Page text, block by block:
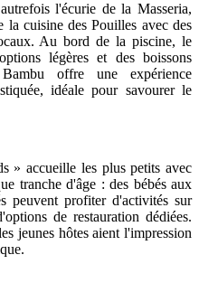
l'écurie de la Masseria,
la cuisine des Pouilles avec des
Au bord de la piscine, le
légères et des boissons
offre une expérience
idéale pour savourer le
» accueille les plus petits avec
tranche d'âge : des bébés aux
peuvent profiter d'activités sur
de restauration dédiées.
jeunes hôtes aient l'impression